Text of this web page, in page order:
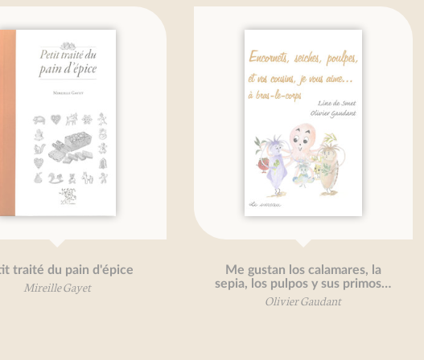
de terre, je vous aime ... Petit traité de la choucroute
Martin Fache